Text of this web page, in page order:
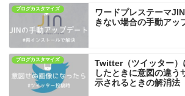
ブログカスタマイズ
ワードプレステーマ
きない場合の手動アッ
ブログカスタマイズ
Twitter（ツイッター）
したときに意図の違う
示されるときの解消法